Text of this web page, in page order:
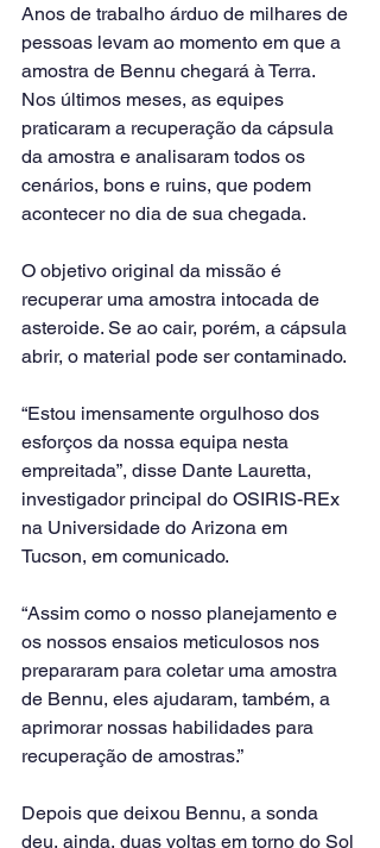
Anos de trabalho árduo de milhares de
pessoas levam ao momento em que a
amostra de Bennu chegará à Terra.
Nos últimos meses, as equipes
praticaram a recuperação da cápsula
da amostra e analisaram todos os
cenários, bons e ruins, que podem
acontecer no dia de sua chegada.
O objetivo original da missão é
recuperar uma amostra intocada de
asteroide. Se ao cair, porém, a cápsula
abrir, o material pode ser contaminado.
“Estou imensamente orgulhoso dos
esforços da nossa equipa nesta
empreitada”, disse Dante Lauretta,
investigador principal do OSIRIS-REx
na Universidade do Arizona em
Tucson, em comunicado.
“Assim como o nosso planejamento e
os nossos ensaios meticulosos nos
prepararam para coletar uma amostra
de Bennu, eles ajudaram, também, a
aprimorar nossas habilidades para
recuperação de amostras.”
Depois que deixou Bennu, a sonda
deu, ainda, duas voltas em torno do Sol